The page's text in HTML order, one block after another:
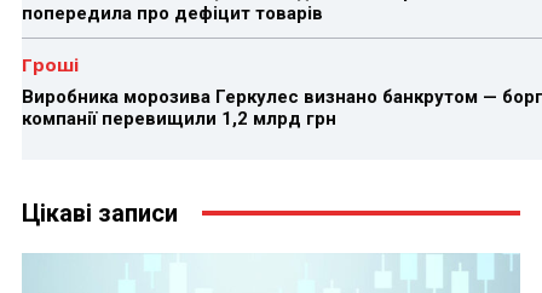
попередила про дефіцит товарів
Гроші
Виробника морозива Геркулес визнано банкрутом —
компанії перевищили 1,2 млрд грн
Цікаві записи